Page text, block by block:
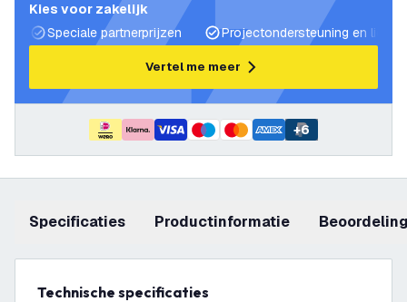
Kies voor zakelijk
Speciale partnerprijzen
Projectondersteuning en
Vertel me meer
+6
Specificaties productinformatie
Technische specificaties